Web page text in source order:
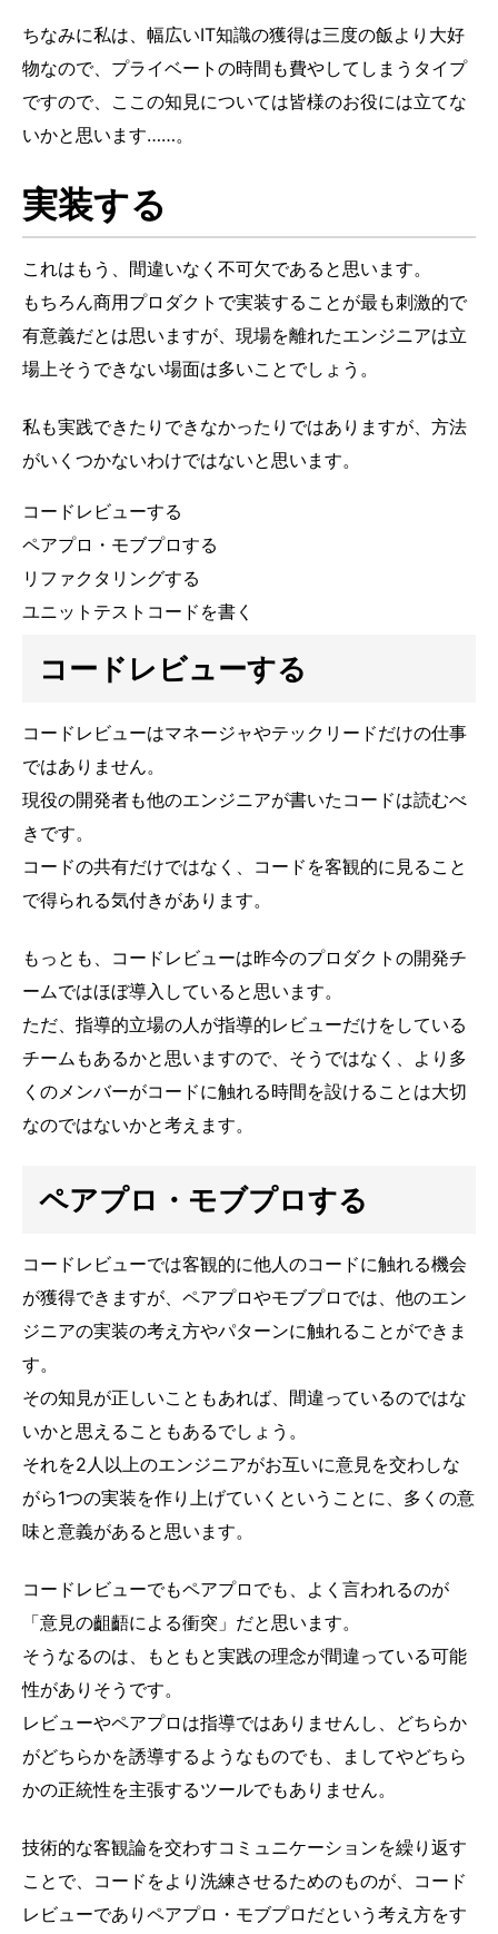
ちなみに私は、幅広いIT知識の獲得は三度の飯より大好
物なので、プライベートの時間も費やしてしまうタイプ
ですので、ここの知見については皆様のお役には立てな
いかと思います……。
実装する
これはもう、間違いなく不可欠であると思います。
もちろん商用プロダクトで実装することが最も刺激的で
有意義だとは思いますが、現場を離れたエンジニアは立
場上そうできない場面は多いことでしょう。
私も実践できたりできなかったりではありますが、方法
がいくつかないわけではないと思います。
コードレビューする
ペアプロ・モブプロする
リファクタリングする
ユニットテストコードを書く
コードレビューする
コードレビューはマネージャやテックリードだけの仕事
ではありません。
現役の開発者も他のエンジニアが書いたコードは読むべ
きです。
コードの共有だけではなく、コードを客観的に見ること
で得られる気付きがあります。
もっとも、コードレビューは昨今のプロダクトの開発チ
ームではほぼ導入していると思います。
ただ、指導的立場の人が指導的レビューだけをしている
チームもあるかと思いますので、そうではなく、より多
くのメンバーがコードに触れる時間を設けることは大切
なのではないかと考えます。
ペアプロ・モブプロする
コードレビューでは客観的に他人のコードに触れる機会
が獲得できますが、ペアプロやモブプロでは、他のエン
ジニアの実装の考え方やパターンに触れることができま
す。
その知見が正しいこともあれば、間違っているのではな
いかと思えることもあるでしょう。
それを2人以上のエンジニアがお互いに意見を交わしな
がら1つの実装を作り上げていくということに、多くの意
味と意義があると思います。
コードレビューでもペアプロでも、よく言われるのが
「意見の齟齬による衝突」だと思います。
そうなるのは、もともと実践の理念が間違っている可能
性がありそうです。
レビューやペアプロは指導ではありませんし、どちらか
がどちらかを誘導するようなものでも、ましてやどちら
かの正統性を主張するツールでもありません。
技術的な客観論を交わすコミュニケーションを繰り返す
ことで、コードをより洗練させるためのものが、コード
レビューでありペアプロ・モブプロだという考え方をす